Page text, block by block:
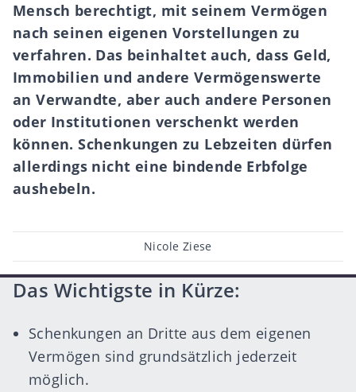
Mensch berechtigt, mit seinem Vermögen
nach seinen eigenen Vorstellungen zu
verfahren. Das beinhaltet auch, dass Geld,
Immobilien und andere Vermögenswerte
an Verwandte, aber auch andere Personen
oder Institutionen verschenkt werden
können. Schenkungen zu Lebzeiten dürfen
allerdings nicht eine bindende Erbfolge
aushebeln.
Post
author
Nicole Ziese
Das Wichtigste in Kürze:
Schenkungen an Dritte aus dem eigenen
Vermögen sind grundsätzlich jederzeit
möglich.